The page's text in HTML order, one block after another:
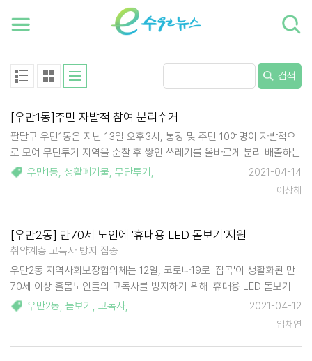
검색
[우만1동]주민 자발적 참여 분리수거
팔달구 우만1동은 지난 13일 오후3시, 통장 및 주민 10여명이 자발적으
로 모여 무단투기 지역을 순찰 후 쌓인 쓰레기를 올바르게 분리 배출하는
작업을 실시하였다. 우만1동은 상가와 주거시설이 혼재되어 있어 생활폐
기물 역시 골목마다 산재되어 있어 환경정비가 쉽지는 않은 곳이다. 그러
우만1동, 생활폐기물, 무단투기 ,
2021-04-14
이상해
[우만2동] 만70세 노인에 '휴대용 LED 돋보기'지원
취약계층 고독사 방지 집중
우만2동 지역사회보장협의체는 12일, 코로나19로 '집콕'이 생활화된 만
70세 이상 홀몸노인들의 고독사를 방지하기 위해 '휴대용 LED 돋보기'
지원 사업을 시작했다. 2021년 지역사회보장협의체 특수시책으로 시작
우만2동, 돋보기 , 고독사,
2021-04-12
임채연